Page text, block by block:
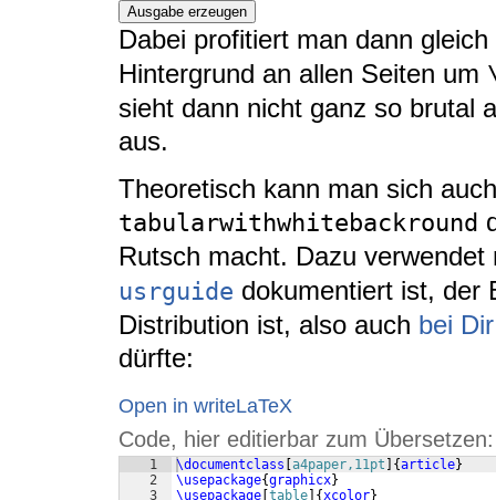
Ausgabe erzeugen
Dabei profitiert man dann
Hintergrund an allen Seiten um
sieht dann nicht ganz so brutal
aus.
Theoretisch kann man sich
tabularwithwhitebackround
Rutsch macht. Dazu
usrguide dokumentiert ist, der
Distribution ist, also auch bei
dürfte:
Open in writeLaTeX
Code, hier editierbar zum Übersetzen:
1
2
3
\documentclass a4paper,11pt {article}
\usepackage{graphicx}
\usepackage table {xcolor}